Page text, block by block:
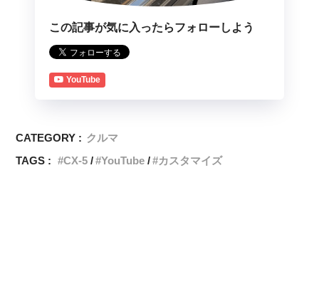
この記事が気に入ったらフォローしよう
YouTube
CATEGORY : クルマ
TAGS :
CX-5 YouTube カスタマイズ